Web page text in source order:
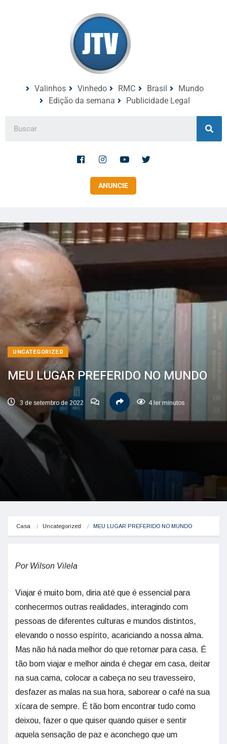
Valinhos Vinhedo RMC Brasil
Mundo
Edição da semana
Publicidade Legal
ANUNCIE
UNCATEGORIZED
MEU LUGAR PREFERIDO NO MUNDO
3 de setembro de 2022 4 ler minutos
Casa Uncategorized MEU LUGAR PREFERIDO NO MUNDO
Por Wilson Vilela
Viajar é muito bom, diria até que é essencial para
conhecermos outras realidades, interagindo com
pessoas de diferentes culturas e mundos distintos,
elevando o nosso espírito, acariciando a nossa alma.
Mas não há nada melhor do que retornar para casa. É
tão bom viajar e melhor ainda é chegar em casa, deitar
na sua cama, colocar a cabeça no seu travesseiro,
desfazer as malas na sua hora, saborear o café na sua
xícara de sempre. É tão bom encontrar tudo como
deixou, fazer o que quiser quando quiser e sentir
aquela sensação de paz e aconchego que um